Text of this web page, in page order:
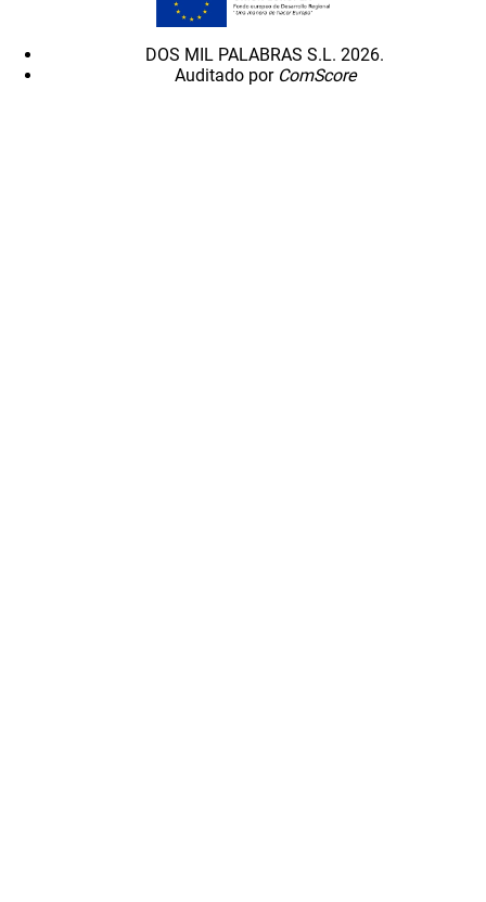
DOS MIL PALABRAS S.L. 2026.
Auditado por ComScore